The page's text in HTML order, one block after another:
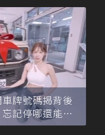
牌號碼揭背後
記停哪還能幫